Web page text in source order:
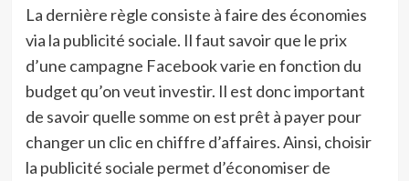
La dernière règle consiste à faire des économies
via la publicité sociale. Il faut savoir que le prix
d’une campagne Facebook varie en fonction du
budget qu’on veut investir. Il est donc important
de savoir quelle somme on est prêt à payer pour
changer un clic en chiffre d’affaires. Ainsi, choisir
la publicité sociale permet d’économiser de